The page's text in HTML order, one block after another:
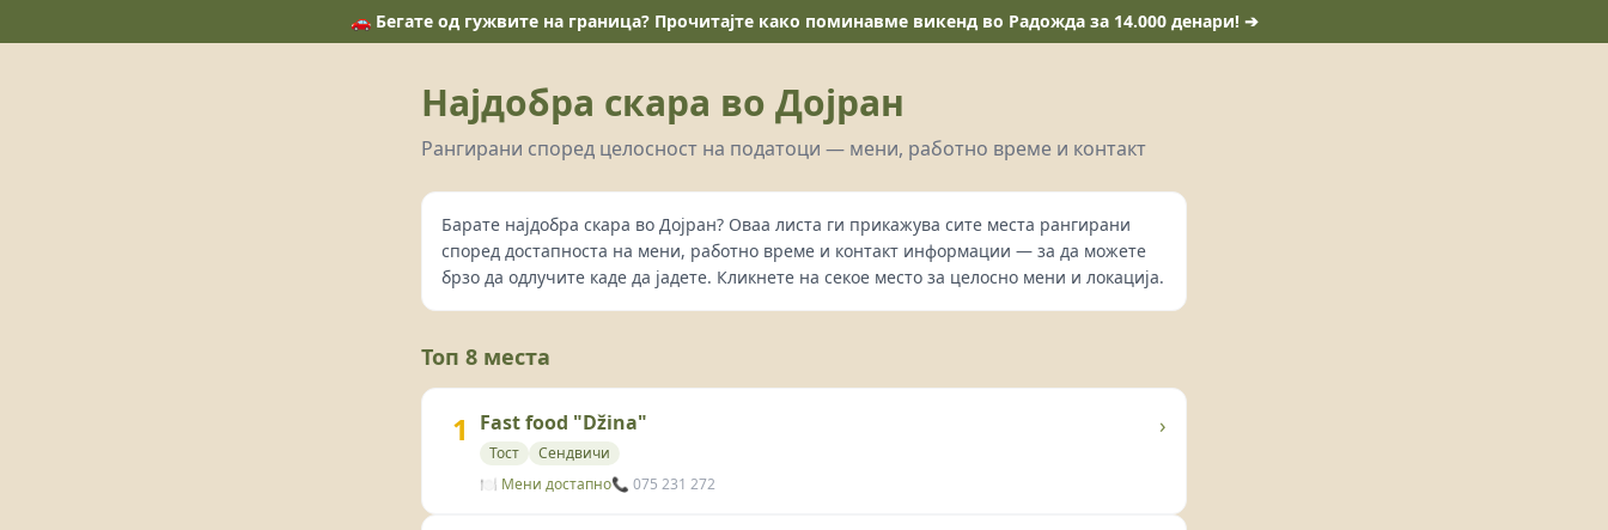
🚗 Бегате од гужвите на граница? Прочитајте како поминавме викенд во Радожда за 14.000 денари! ➔
Најдобра скара во Дојран
Рангирани според целосност на податоци — мени, работно време и контакт
Барате најдобра скара во Дојран? Оваа листа ги прикажува сите места рангирани
според достапноста на мени, работно време и контакт информации — за да можете
брзо да одлучите каде да јадете. Кликнете на секое место за целосно мени и локација.
Топ 8 места
1 Fast food "Džina"
Тост
Сендвичи
🍽️ Мени достапно📞 075 231 272
›